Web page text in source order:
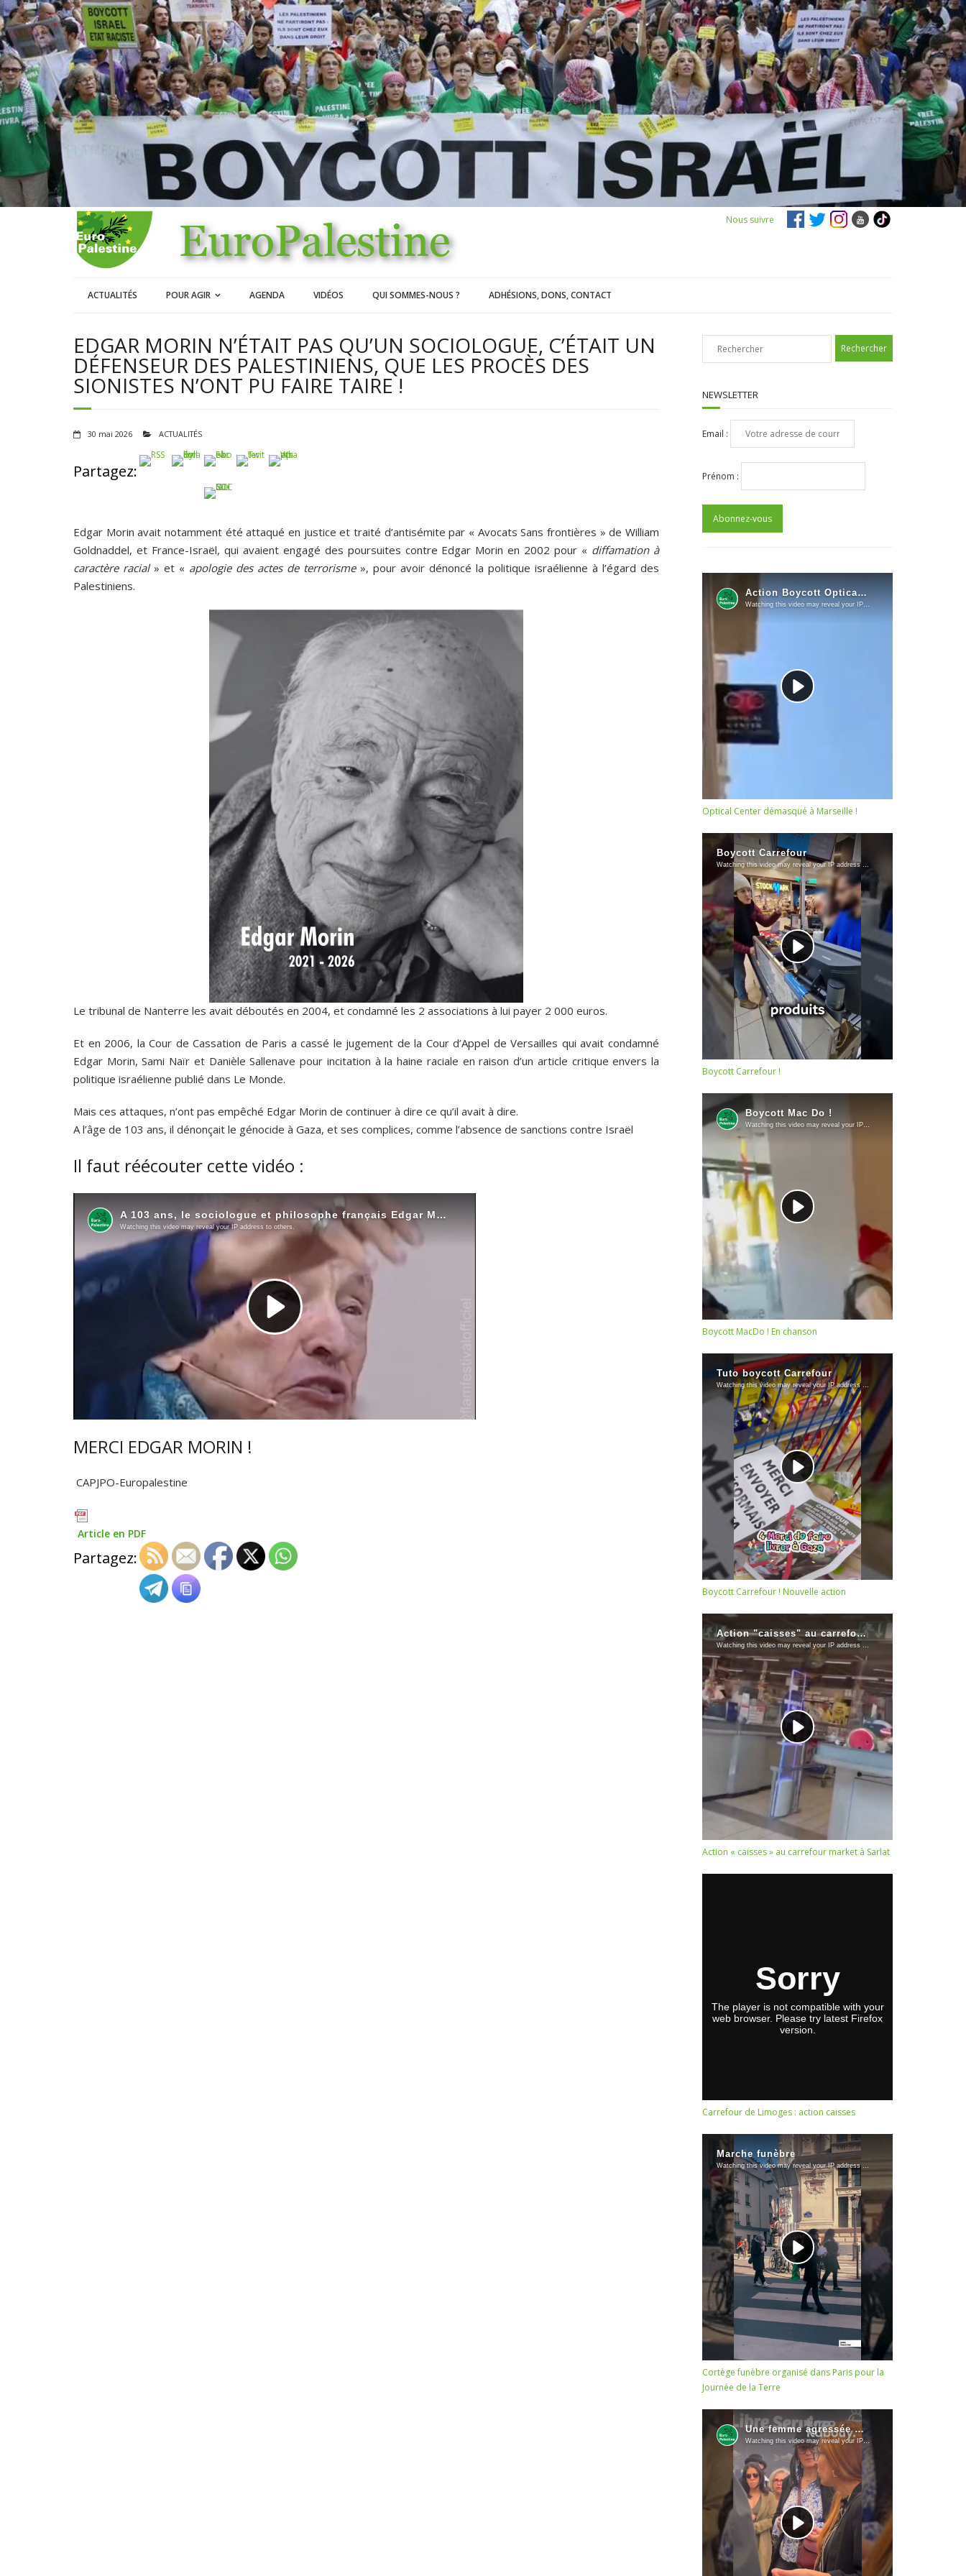
Nous suivre
ACTUALITÉS POUR AGIR AGENDA VIDÉOS QUI SOMMES-NOUS ? ADHÉSIONS, DONS, CONTACT
EDGAR MORIN N’ÉTAIT PAS QU’UN SOCIOLOGUE, C’ÉTAIT UN
DÉFENSEUR DES PALESTINIENS, QUE LES PROCÈS DES
SIONISTES N’ONT PU FAIRE TAIRE !
30 mai 2026 ACTUALITÉS
Partagez:
Edgar Morin avait notamment été attaqué en justice et traité d’antisémite par « Avocats Sans frontières » de William
Goldnaddel, et France-Israël, qui avaient engagé des poursuites contre Edgar Morin en 2002 pour « diffamation à
caractère racial» et « apologie des actes de terrorisme», pour avoir dénoncé la politique israélienne à l’égard des
Palestiniens.
Le tribunal de Nanterre les avait déboutés en 2004, et condamné les 2 associations à lui payer 2 000 euros.
Et en 2006, la Cour de Cassation de Paris a cassé le jugement de la Cour d’Appel de Versailles qui avait condamné
Edgar Morin, Sami Naïr et Danièle Sallenave pour incitation à la haine raciale en raison d’un article critique envers la
politique israélienne publié dans Le Monde.
Mais ces attaques, n’ont pas empêché Edgar Morin de continuer à dire ce qu’il avait à dire.
A l’âge de 103 ans, il dénonçait le génocide à Gaza, et ses complices, comme l’absence de sanctions contre Israël
Il faut réécouter cette vidéo :
MERCI EDGAR MORIN !
CAPJPO-Europalestine
Article en PDF
Partagez:
NEWSLETTER
Email :
Prénom :
Optical Center démasqué à Marseille !
Boycott Carrefour !
Boycott MacDo ! En chanson
Boycott Carrefour ! Nouvelle action
Action « caisses » au carrefour market à Sarlat
Carrefour de Limoges : action caisses
Cortège funèbre organisé dans Paris pour la
Journée de la Terre